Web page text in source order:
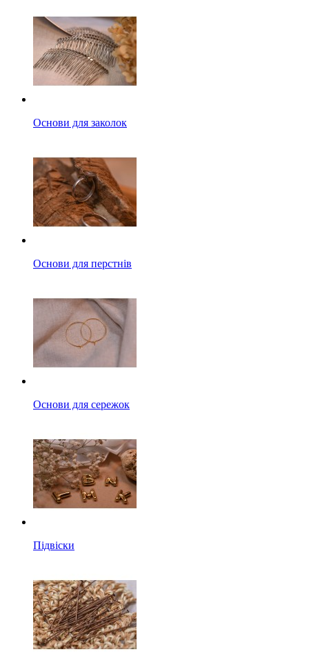
Основи для заколок
Основи для перстнів
Основи для сережок
Підвіски